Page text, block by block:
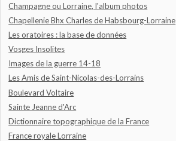
Champagne ou Lorraine, l'album photos
Chapellenie Bhx Charles de Habsbourg-Lorraine
Les oratoires : la base de données
Vosges Insolites
Images de la guerre 14-18
Les Amis de Saint-Nicolas-des-Lorrains
Boulevard Voltaire
Sainte Jeanne d'Arc
Dictionnaire topographique de la France
France royale Lorraine